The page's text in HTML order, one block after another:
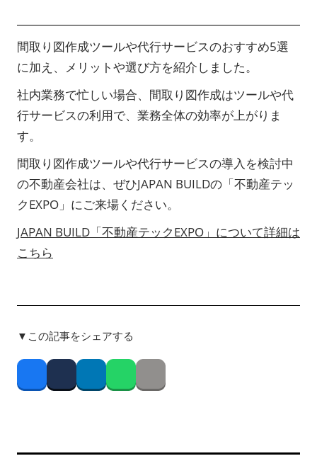
間取り図作成ツールや代行サービスのおすすめ5選
に加え、メリットや選び方を紹介しました。
社内業務で忙しい場合、間取り図作成はツールや代
行サービスの利用で、業務全体の効率が上がりま
す。
間取り図作成ツールや代行サービスの導入を検討中
の不動産会社は、ぜひJAPAN BUILDの「不動産テッ
クEXPO」にご来場ください。
JAPAN BUILD「不動産テックEXPO」について詳細は
こちら
▼この記事をシェアする
FacebookTwitterLinkedInWhatsappCopy link